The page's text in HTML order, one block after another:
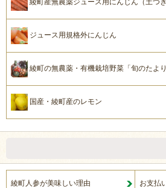
綾町産無農薬ジュース用にんじん（土つき
ジュース用規格外にんじん
綾町の無農薬・有機栽培野菜「旬のたより
国産・綾町産のレモン
綾町人参が美味しい理由 お支払